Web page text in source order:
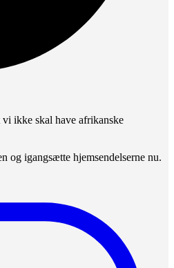
ikke skal have afrikanske
og igangsætte hjemsendelserne nu.